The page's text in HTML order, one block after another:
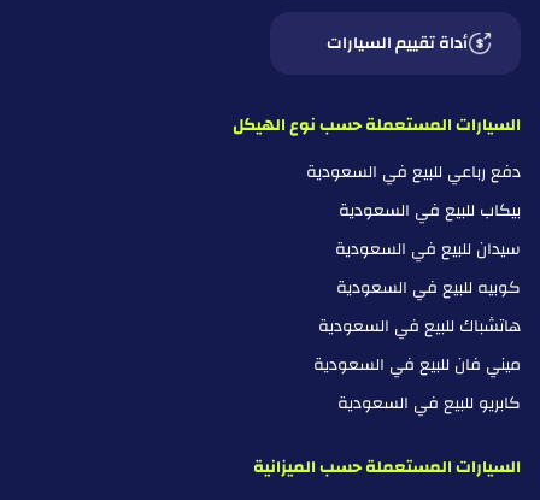
أداة تقييم السيارات
السيارات المستعملة حسب نوع الهيكل
دفع رباعي للبيع في السعودية
بيكاب للبيع في السعودية
سيدان للبيع في السعودية
كوبيه للبيع في السعودية
هاتشباك للبيع في السعودية
ميني فان للبيع في السعودية
كابريو للبيع في السعودية
السيارات المستعملة حسب الميزانية